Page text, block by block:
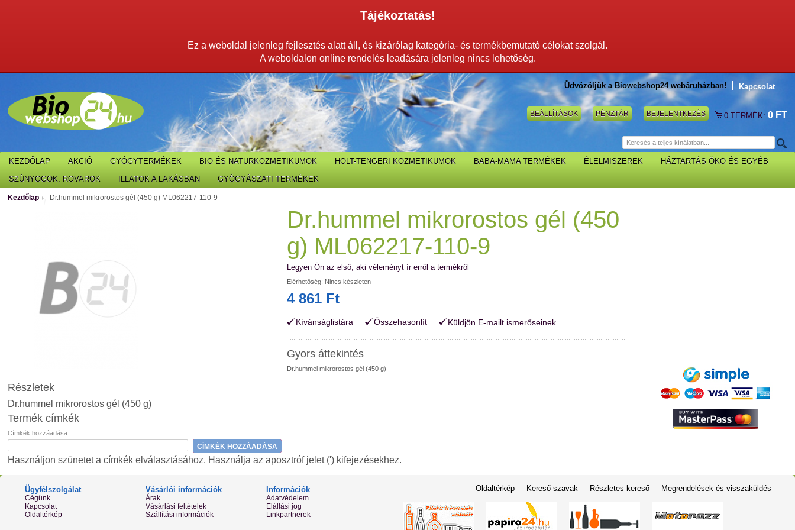
Tájékoztatás!
Ez a weboldal jelenleg fejlesztés alatt áll, és kizárólag kategória- és termékbemutató célokat szolgál.
A weboldalon online rendelés leadására jelenleg nincs lehetőség.
Üdvözöljük a Biowebshop24 webáruházban! Kapcsolat
0TERMÉK: 0 FT
BEÁLLÍTÁSOK PÉNZTÁR BEJELENTKEZÉS
KEZDŐLAP AKCIÓ GYÓGYTERMÉKEK BIO ÉS NATURKOZMETIKUMOK HOLT-TENGERI KOZMETIKUMOK BABA-MAMA TERMÉKEK ÉLELMISZEREK
HÁZTARTÁS ÖKO ÉS EGYÉB
SZÚNYOGOK, ROVAROK
ILLATOK A LAKÁSBAN GYÓGYÁSZATI TERMÉKEK
Kezdőlap Dr.hummel mikrorostos gél (450 g) ML062217-110-9
Dr.hummel mikrorostos gél (450
g) ML062217-110-9
Legyen Ön az első, aki véleményt ír erről a termékről
Elérhetőség: Nincs készleten
4 861 Ft
Kívánságlistára Összehasonlít Küldjön E-mailt ismerőseinek
Gyors áttekintés
Dr.hummel mikrorostos gél (450 g)
Részletek
Dr.hummel mikrorostos gél (450 g)
Termék címkék
Címkék hozzáadása:
CÍMKÉK HOZZÁADÁSA
Használjon szünetet a címkék elválasztásához. Használja az aposztróf jelet (') kifejezésekhez.
Ügyfélszolgálat
Cégünk
Kapcsolat
Oldaltérkép
Vásárlói információk
Árak
Vásárlási feltételek
Szállítási információk
Információk
Adatvédelem
Elállási jog
Linkpartnerek
Oldaltérkép Kereső szavak Részletes kereső Megrendelések és visszaküldés